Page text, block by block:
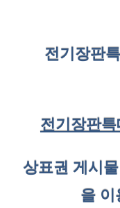
전기장판
전기장판특
상표권 게시
을 이